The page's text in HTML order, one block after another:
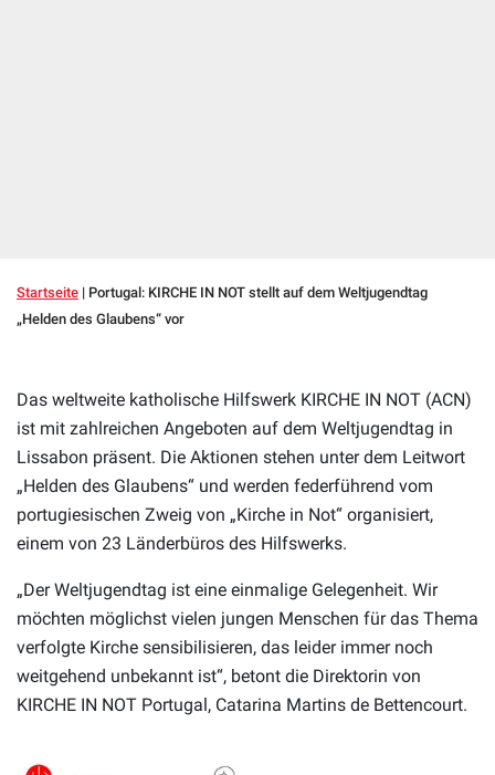
Startseite | Portugal: KIRCHE IN NOT stellt auf dem Weltjugendtag
„Helden des Glaubens“ vor
Das weltweite katholische Hilfswerk KIRCHE IN NOT (ACN)
ist mit zahlreichen Angeboten auf dem Weltjugendtag in
Lissabon präsent. Die Aktionen stehen unter dem Leitwort
„Helden des Glaubens“ und werden federführend vom
portugiesischen Zweig von „Kirche in Not“ organisiert,
einem von 23 Länderbüros des Hilfswerks.
„Der Weltjugendtag ist eine einmalige Gelegenheit. Wir
möchten möglichst vielen jungen Menschen für das Thema
verfolgte Kirche sensibilisieren, das leider immer noch
weitgehend unbekannt ist“, betont die Direktorin von
KIRCHE IN NOT Portugal, Catarina Martins de Bettencourt.